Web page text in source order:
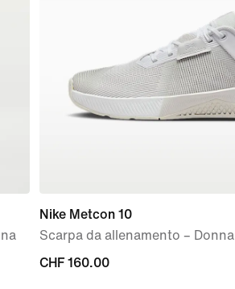
Nike Metcon 10
Scarpa da allenamento – Donna
CHF
CHF 160.00